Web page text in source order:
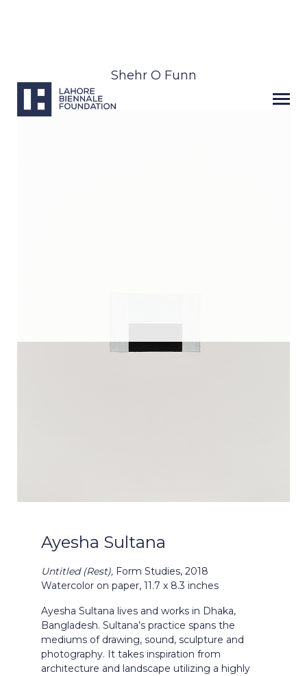
Shehr O Funn
Ayesha Sultana
Untitled (Rest), Form Studies, 2018
Watercolor on paper, 11.7 x 8.3 inches
Ayesha Sultana lives and works in Dhaka,
Bangladesh. Sultana’s practice spans the
mediums of drawing, sound, sculpture and
photography. It takes inspiration from
architecture and landscape utilizing a highly